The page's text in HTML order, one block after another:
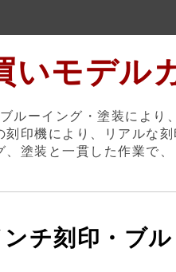
いモデル
ルーイング・塗装により
印機により、リアルな刻
塗装と一貫した作業で
チ刻印・ブル